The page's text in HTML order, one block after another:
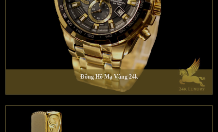
Đồng Hồ Mạ Vàng 24k